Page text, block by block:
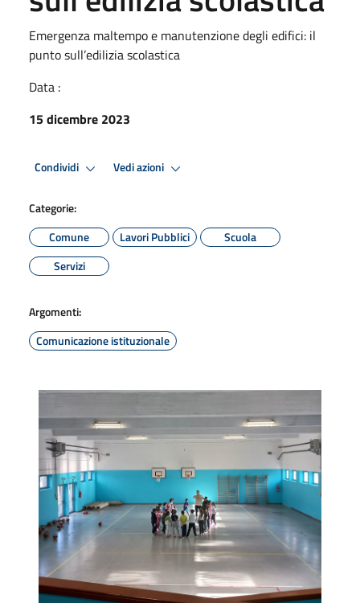
Emergenza maltempo e manutenzione degli edifici: il
punto sull’edilizia scolastica
Data :
15 dicembre 2023
Condividi Vedi azioni
Categorie:
Comune
Lavori Pubblici
Scuola
Servizi
Argomenti:
Comunicazione istituzionale